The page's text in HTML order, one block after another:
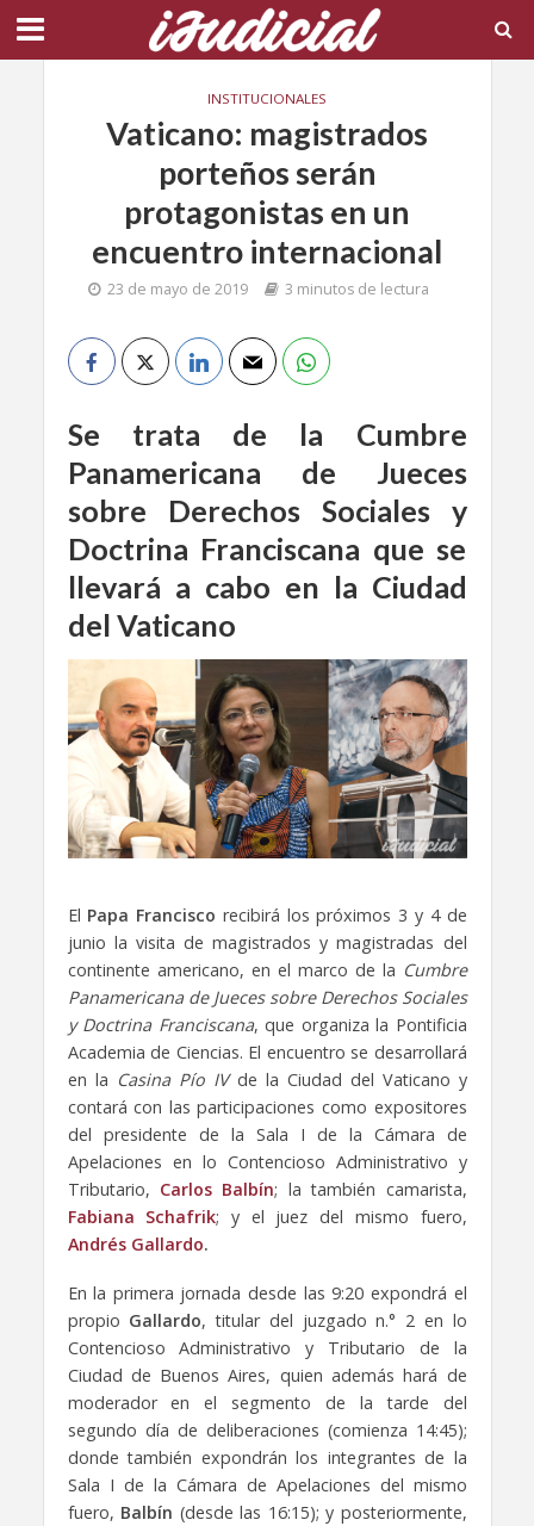
INSTITUCIONALES
Vaticano: magistrados
porteños serán
protagonistas en un
encuentro internacional
23 de mayo de 2019 3 minutos de lectura
Se trata de la Cumbre
Panamericana de Jueces
sobre Derechos Sociales y
Doctrina Franciscana que se
llevará a cabo en la Ciudad
del Vaticano
El Papa Francisco recibirá los próximos 3 y 4 de
junio la visita de magistrados y magistradas del
continente americano, en el marco de la Cumbre
Panamericana de Jueces sobre Derechos Sociales
y Doctrina Franciscana, que organiza la Pontificia
Academia de Ciencias. El encuentro se desarrollará
en la Casina Pío IVde la Ciudad del Vaticano y
contará con las participaciones como expositores
del presidente de la Sala I de la Cámara de
Apelaciones en lo Contencioso Administrativo y
Tributario, Carlos Balbín; la también camarista,
Fabiana Schafrik; y el juez del mismo fuero,
Andrés Gallardo.
En la primera jornada desde las 9:20 expondrá el
propio Gallardo, titular del juzgado n.° 2 en lo
Contencioso Administrativo y Tributario de la
Ciudad de Buenos Aires, quien además hará de
moderador en el segmento de la tarde del
segundo día de deliberaciones (comienza 14:45);
donde también expondrán los integrantes de la
Sala I de la Cámara de Apelaciones del mismo
fuero, Balbín (desde las 16:15); y posteriormente,